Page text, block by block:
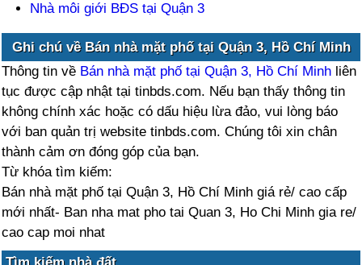
Nhà môi giới BĐS tại Quận 3
Ghi chú về Bán nhà mặt phố tại Quận 3, Hồ Chí Minh
Thông tin về Bán nhà mặt phố tại Quận 3, Hồ Chí Minh liên
tục được cập nhật tại tinbds.com. Nếu bạn thấy thông tin
không chính xác hoặc có dấu hiệu lừa đảo, vui lòng báo
với ban quản trị website tinbds.com. Chúng tôi xin chân
thành cảm ơn đóng góp của bạn.
Từ khóa tìm kiếm:
Bán nhà mặt phố tại Quận 3, Hồ Chí Minh giá rẻ/ cao cấp
mới nhất- Ban nha mat pho tai Quan 3, Ho Chi Minh gia re/
cao cap moi nhat